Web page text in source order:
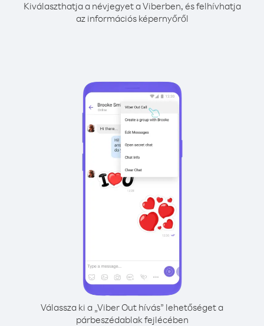
Kiválaszthatja a névjegyet a Viberben, és felhívhatja
az információs képernyőről
Válassza ki a „Viber Out hívás” lehetőséget a
párbeszédablak fejlécében